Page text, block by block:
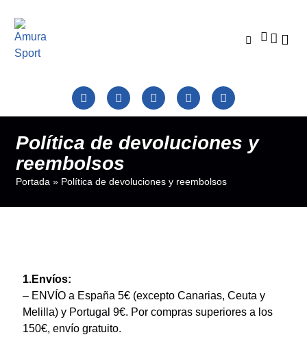
Política de devoluciones y
reembolsos
Portada» Política de devoluciones y reembolsos
1.Envíos:
– ENVÍO a España 5€ (excepto Canarias, Ceuta y
Melilla) y Portugal 9€. Por compras superiores a los
150€, envío gratuito.